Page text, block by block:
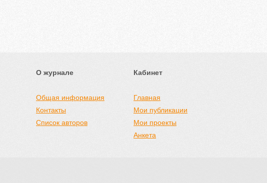
О журнале
Общая информация
Контакты
Список авторов
Кабинет
Главная
Мои публикации
Мои проекты
Анкета